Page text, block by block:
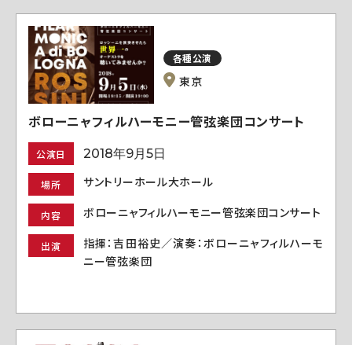
各種公演
東京
ボローニャフィルハーモニー管弦楽団コンサート
公演日 2018年9月5日
場所 サントリーホール大ホール
内容 ボローニャフィルハーモニー管弦楽団コンサート
出演
指揮：吉田裕史／演奏：ボローニャフィルハーモ
ニー管弦楽団